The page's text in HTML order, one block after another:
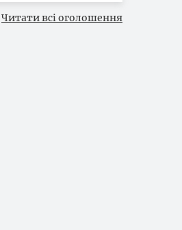
Читати всі оголошення